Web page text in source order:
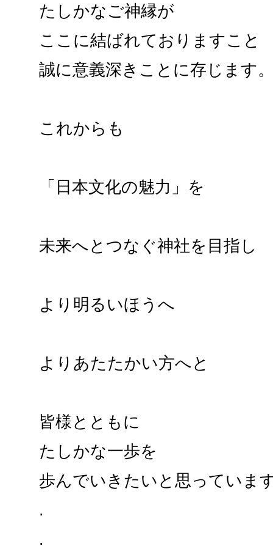
たしかなご神縁が
ここに結ばれておりますこと
誠に意義深きことに存じます
これからも
「日本文化の魅力」を
未来へとつなぐ神社を目指し
より明るいほうへ
よりあたたかい方へと
皆様とともに
たしかな一歩を
歩んでいきたいと思っていま
.
.